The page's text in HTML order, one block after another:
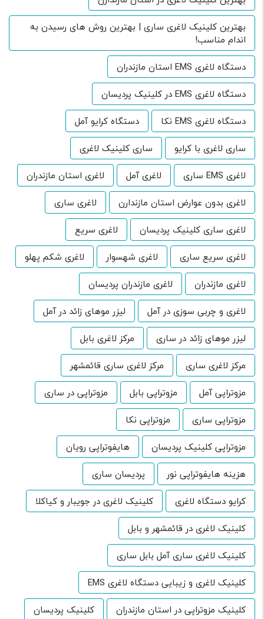
بهترین کلینیک لاغری ساری | بهترین روش های رسیدن به
اندام مناسب!
دستگاه لاغری EMS استان مازندران
دستگاه لاغری EMS در کلینیک پردیسان
دستگاه لاغری EMS نکا
دستگاه کرایو آمل
ساری لاغری با کرایو
ساری کلینیک لاغری
لاغری EMS ساری
لاغری آمل
لاغری استان مازندران
لاغری بدون عوارض استان مازندارن
لاغری ساری
لاغری ساری کلینیک پردیسان
لاغری سریع
لاغری سریع ساری
لاغری شهسوار
لاغری شکم پهلو
لاغری مازندران
لاغری مازندران پردیسان
لاغری و چربی سوزی در آمل
لیزر موهای زائد در آمل
لیزر موهای زائد در ساری
مرکز لاغری بابل
مرکز لاغری ساری
مرکز لاغری ساری قائمشهر
مزوتراپی آمل
مزوتراپی بابل
مزوتراپی در ساری
مزوتراپی ساری
مزوتراپی نکا
مزوتراپی کلینیک پردیسان
هایفوتراپی رویان
هزینه هایفوتراپی نور
پردیسان ساری
کرایو دستگاه لاغری
کلینیک لاغری در جویبار و کیاکلا
کلینیک لاغری در قائمشهر و بابل
کلینیک لاغری ساری آمل بابل ساری
کلینیک لاغری و زیبایی دستگاه لاغری EMS
کلینیک مزوتراپی در استان مازندران
کلینیک پردیسان